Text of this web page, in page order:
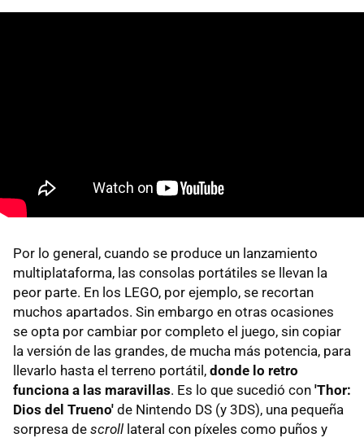
Por lo general, cuando se produce un lanzamiento
multiplataforma, las consolas portátiles se llevan la
peor parte. En los LEGO, por ejemplo, se recortan
muchos apartados. Sin embargo en otras ocasiones
se opta por cambiar por completo el juego, sin copiar
la versión de las grandes, de mucha más potencia, para
llevarlo hasta el terreno portátil, donde lo retro
funciona a las maravillas. Es lo que sucedió con 'Thor:
Dios del Trueno' de Nintendo DS (y 3DS), una pequeña
sorpresa de scroll lateral con píxeles como puños y